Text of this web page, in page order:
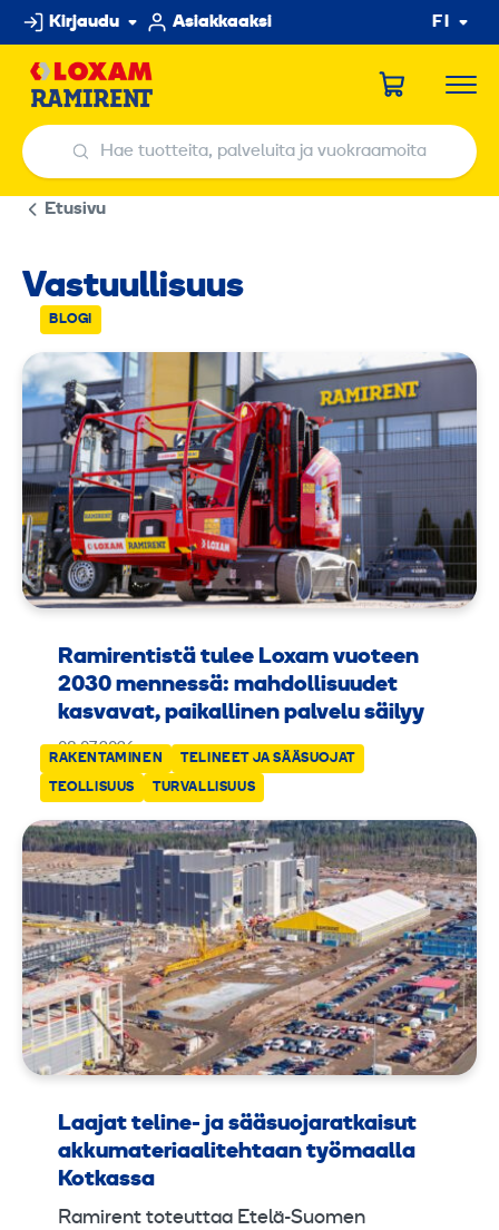
Hyppää
sisältöön
Kirjaudu Asiakkaaksi FI
Hae tuotteita, palveluita ja vuokraamoita
Hae tuotteita, palveluita ja vuokraamoita
Etusivu
Vastuullisuus
Ramirentistä tulee Loxam vuoteen
2030 mennessä: mahdollisuudet
kasvavat, paikallinen palvelu säilyy
08.07.2026
BLOGI
Laajat teline- ja sääsuojaratkaisut
akkumateriaalitehtaan työmaalla
Kotkassa
Ramirent toteuttaa Etelä-Suomen
RAKENTAMINEN TELINEET JA SÄÄSUOJAT
TEOLLISUUS TURVALLISUUS